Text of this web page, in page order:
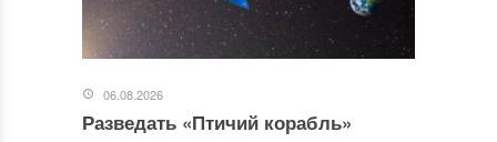
06.08.2026
Разведать «Птичий корабль»